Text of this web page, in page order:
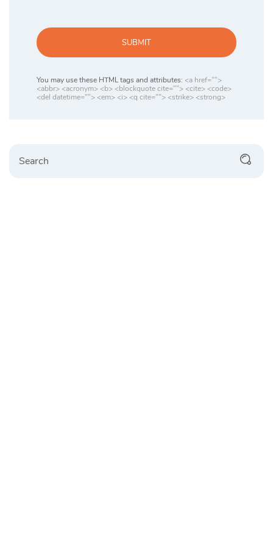
SUBMIT
You may use these HTML tags and attributes: <a href="">
<abbr> <acronym> <b> <blockquote cite=""> <cite> <code>
<del datetime=""> <em> <i> <q cite=""> <strike> <strong>